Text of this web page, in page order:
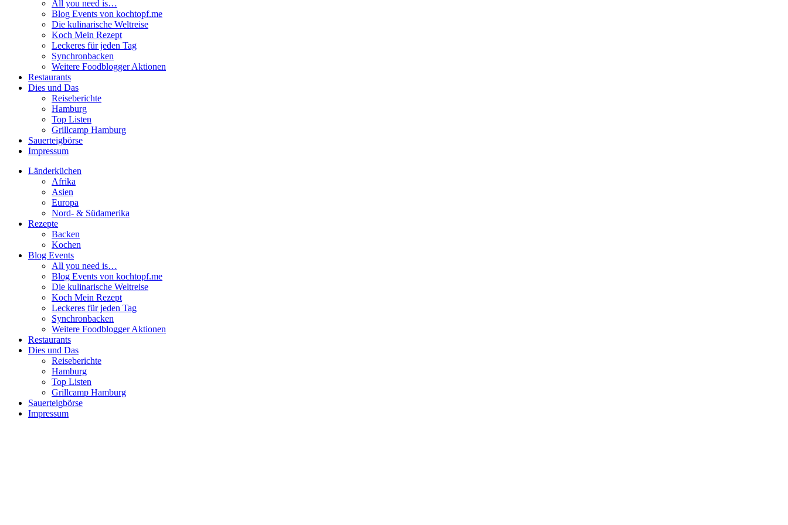
All you need is…
Blog Events von kochtopf.me
Die kulinarische Weltreise
Koch Mein Rezept
Leckeres für jeden Tag
Synchronbacken
Weitere Foodblogger Aktionen
Restaurants
Dies und Das
Reiseberichte
Hamburg
Top Listen
Grillcamp Hamburg
Sauerteigbörse
Impressum
Länderküchen
Afrika
Asien
Europa
Nord- & Südamerika
Rezepte
Backen
Kochen
Blog Events
All you need is…
Blog Events von kochtopf.me
Die kulinarische Weltreise
Koch Mein Rezept
Leckeres für jeden Tag
Synchronbacken
Weitere Foodblogger Aktionen
Restaurants
Dies und Das
Reiseberichte
Hamburg
Top Listen
Grillcamp Hamburg
Sauerteigbörse
Impressum